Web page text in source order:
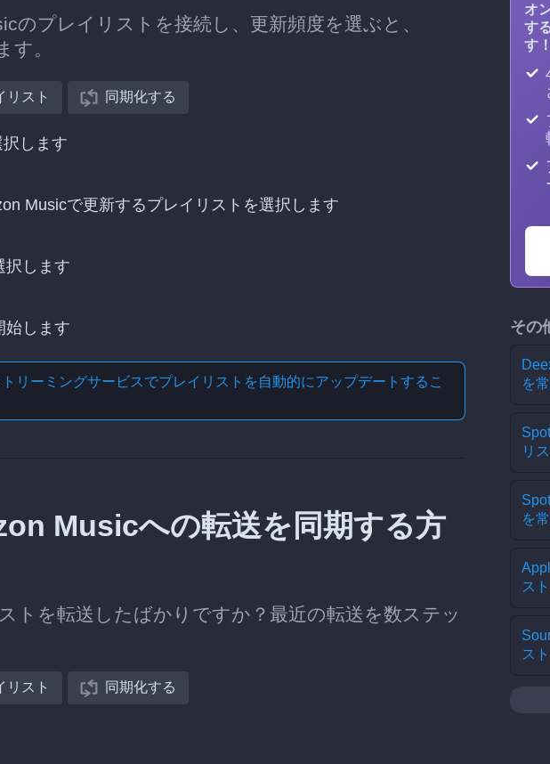
のプレイリストを接続し、更新頻度を選ぶと、
す。
リスト 同期化する
します
Musicで更新するプレイリストを選択します
択します
始します
リーミングサービスでプレイリストを自動的にアップデートする こ
Musicへの転送を同期する方
トを転送したばかりですか？最近の転送を数ステッ
リスト 同期化する
オ
す
す！
その
を
リ
を
ス
ス